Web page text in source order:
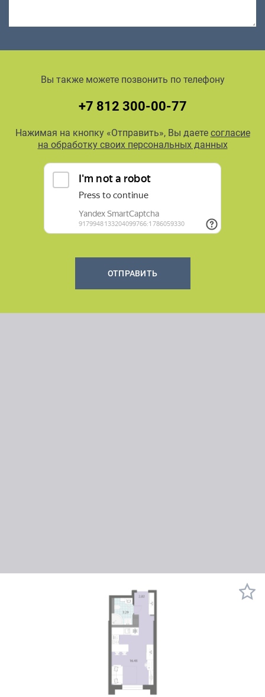
Вы также можете позвонить по телефону
+7 812 300-00-77
Нажимая на кнопку «Отправить», Вы даете согласие
на обработку своих персональных данных
ОТПРАВИТЬ